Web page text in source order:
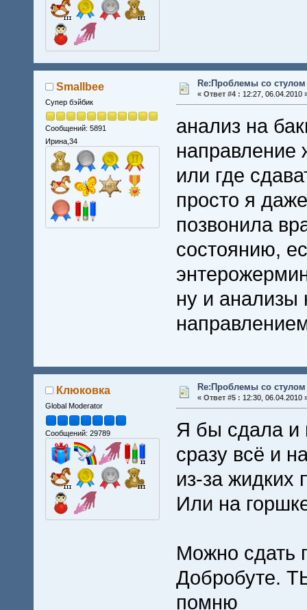
Smallbee
Супер бэйбик
Сообщений: 5891
Ирина,34
Re:Проблемы со стулом
« Ответ #4 : 12:27, 06.04.2010
анализ на
направление
или где
просто я
позвонила
состоянию,
ну и анализы
Клюковка
Global Moderator
Сообщений: 29789
Re:Проблемы со стулом
« Ответ #5 : 12:30, 06.04.2010
Я бы сдала и
сразу всё и
из-за жидких
Или на
Можно сдать
Добробуте.
помню